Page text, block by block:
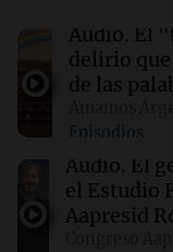
enfrentan
horarios y TV
01:54 Mundo
Fallecen
marcando
junio
Audio. El
delirio que
de las
Episodios
Audio. El
el Estudio
Aapresid